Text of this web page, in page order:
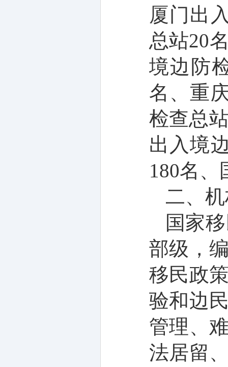
厦门出
总站20
境边防
名、重
检查总
出入境
180名、
二、
国家
部级 ，
移民政
验和边
管理、
法居留